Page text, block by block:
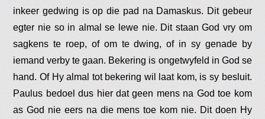
inkeer gedwing is op die pad na Damaskus. Dit gebeur
egter nie so in almal se lewe nie. Dit staan God vry om
sagkens te roep, of om te dwing, of in sy genade by
iemand verby te gaan. Bekering is ongetwyfeld in God se
hand. Of Hy almal tot bekering wil laat kom, is sy besluit.
Paulus bedoel dus hier dat geen mens na God toe kom
as God nie eers na die mens toe kom nie. Dit doen Hy